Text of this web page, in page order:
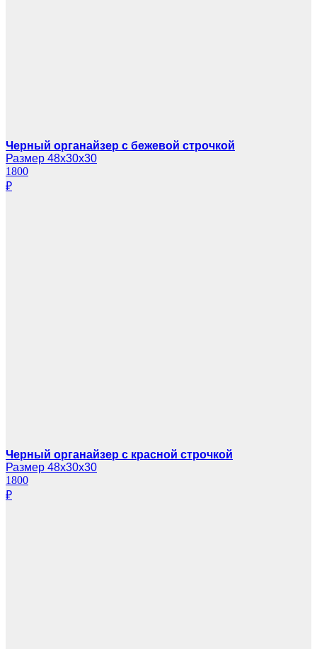
Черный органайзер с бежевой строчкой
Размер 48х30х30
1800
₽
Черный органайзер с красной строчкой
Размер 48х30х30
1800
₽